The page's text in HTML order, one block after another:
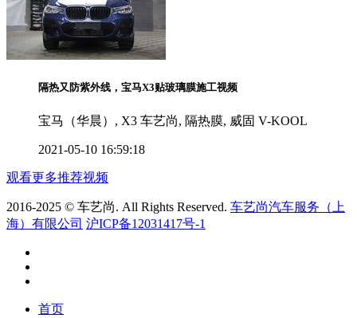
隔热又防紫外线，宝马X3贴玻璃膜施工视频
宝马（华晨）, X3 车艺尚, 隔热膜, 威固 V-KOOL
2021-05-10 16:59:18
观看更多推荐视频
2016-2025 © 车艺尚. All Rights Reserved. 车艺尚汽车服务（上
海）有限公司 沪ICP备12031417号-1
首页